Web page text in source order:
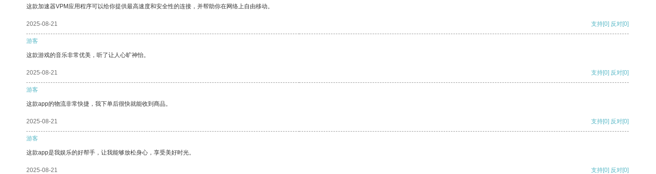
这款加速器VPM应用程序可以给你提供最高速度和安全性的连接，并帮助你在网络上自由移动。
2025-08-21 支持[0] 反对[0]
游客
这款游戏的音乐非常优美，听了让人心旷神怡。
2025-08-21 支持[0] 反对[0]
游客
这款app的物流非常快捷，我下单后很快就能收到商品。
2025-08-21 支持[0] 反对[0]
游客
这款app是我娱乐的好帮手，让我能够放松身心，享受美好时光。
2025-08-21 支持[0] 反对[0]